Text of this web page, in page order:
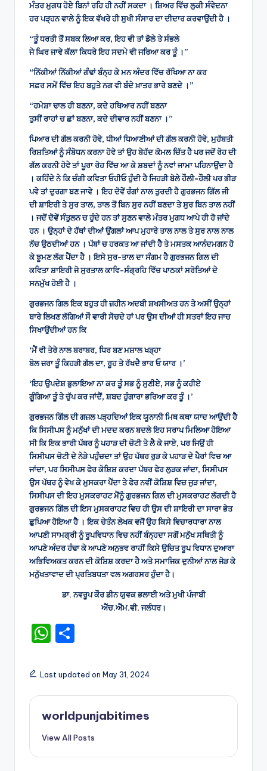
ਮੰਤਰ ਮੁਗਧ ਹੋਏ ਬਿਨਾਂ ਰਹਿ ਹੀ ਨਹੀਂ ਸਕਦਾ । ਸ਼ਿਅਰ ਵਿੱਚ ਲੁਕੀ ਸੰਵੇਦਨਾ
ਹਰ ਪੜ੍ਹਨ ਵਾਲੇ ਨੂੰ ਇਕ ਵੱਖਰੇ ਹੀ ਸੁਖੀ ਸੰਸਾਰ ਦਾ ਦੀਦਾਰ ਕਰਵਾਉਂਦੀ ਹੈ ।
“ਤੂੰ ਧਰਤੀ ਤੋਂ ਸਬਕ ਲਿਆ ਕਰ, ਇਹ ਵੀ ਤਾਂ ਡੋਲੇ ਤੇ ਸੰਭਲੇ
ਜੇ ਘਿਰ ਜਾਵੇ ਕੱਲਾ ਕਿਧਰੇ ਇਹ ਸਦਮੇ ਵੀ ਜਰਿਆ ਕਰ ਤੂੰ ।”
“ਨਿੱਕੀਆਂ ਨਿੱਕੀਆਂ ਗੰਢਾਂ ਬੰਨ੍ਹ ਕੇ ਮਨ ਅੰਦਰ ਵਿੱਚ ਰੱਖਿਆ ਨਾ ਕਰ
ਸਫ਼ਰ ਸਮੇਂ ਵਿੱਚ ਇਹ ਬਹੁਤੇ ਨਗ ਵੀ ਬੰਦੇ ਖ਼ਾਤਰ ਭਾਰੇ ਬਣਦੇ ।”
“ਹਮੇਸ਼ਾ ਢਾਲ ਹੀ ਬਣਨਾ, ਕਦੇ ਹਥਿਆਰ ਨਹੀਂ ਬਣਨਾ
ਤੁਸੀਂ ਰਾਹਾਂ ਚ ਛਾਂ ਬਣਨਾ, ਕਦੇ ਦੀਵਾਰ ਨਹੀਂ ਬਣਨਾ ।”
ਪਿਆਰ ਦੀ ਗੱਲ ਕਰਨੀ ਹੋਵੇ, ਧੀਆਂ ਧਿਆਣੀਆਂ ਦੀ ਗੱਲ ਕਰਨੀ ਹੋਵੇ, ਮੁਹੱਬਤੀ
ਰਿਸ਼ਤਿਆਂ ਨੂੰ ਸੰਬੋਧਨ ਕਰਨਾ ਹੋਵੇ ਤਾਂ ਉਹ ਬੇਹੱਦ ਕੋਮਲ ਚਿੱਤ ਹੈ ਪਰ ਜਦੋਂ ਰੋਹ ਦੀ
ਗੱਲ ਕਰਨੀ ਹੋਵੇ ਤਾਂ ਪੂਰਾ ਰੋਹ ਵਿੱਚ ਆ ਕੇ ਸ਼ਬਦਾਂ ਨੂੰ ਨਵਾਂ ਜਾਮਾ ਪਹਿਨਾਉਂਦਾ ਹੈ
। ਕਹਿੰਦੇ ਨੇ ਕਿ ਚੰਗੀ ਕਵਿਤਾ ਓਹੀਓ ਹੁੰਦੀ ਹੈ ਜਿਹੜੀ ਬੋਲੇ ਹੌਲੀ-ਹੌਲੀ ਪਰ ਭੀੜ
ਪਵੇ ਤਾਂ ਦੁਰਗਾ ਬਣ ਜਾਵੇ । ਇਹ ਦੋਵੇਂ ਰੰਗਾਂ ਨਾਲ ਤੁਰਦੀ ਹੈ ਗੁਰਭਜਨ ਗਿੱਲ ਜੀ
ਦੀ ਸ਼ਾਇਰੀ ਤੇ ਸੁਰ ਤਾਲ, ਤਾਲ ਤੋਂ ਬਿਨ ਸੁਰ ਨਹੀਂ ਬਣਦਾ ਤੇ ਸੁਰ ਬਿਨ ਤਾਲ ਨਹੀਂ
। ਜਦੋਂ ਦੋਵੇਂ ਸੰਤੁਲਨ ਚ ਹੁੰਦੇ ਹਨ ਤਾਂ ਸੁਣਨ ਵਾਲੇ ਮੰਤਰ ਮੁਗਧ ਆਪੇ ਹੀ ਹੋ ਜਾਂਦੇ
ਹਨ । ਉਨ੍ਹਾਂ ਦੇ ਹੱਥਾਂ ਦੀਆਂ ਉਂਗਲਾਂ ਆਪ ਮੁਹਾਰੇ ਤਾਲ ਨਾਲ ਤੇ ਸੁਰ ਨਾਲ ਨਾਲ
ਨੱਚ ਉਠਦੀਆਂ ਹਨ । ਪੱਬਾਂ ਚ ਹਰਕਤ ਆ ਜਾਂਦੀ ਹੈ ਤੇ ਮਸਤਕ ਆਨੰਦਮਗਨ ਹੋ
ਕੇ ਝੂਮਣ ਲੱਗ ਪੈਂਦਾ ਹੈ । ਇਸੇ ਸੁਰ-ਤਾਲ ਦਾ ਸੰਗਮ ਹੈ ਗੁਰਭਜਨ ਗਿਲ ਦੀ
ਕਵਿਤਾ ਸ਼ਾਇਰੀ ਜੋ ਸੁਰਤਾਲ ਕਾਵਿ-ਸੰਗ੍ਰਹਿ ਵਿੱਚ ਪਾਠਕਾਂ ਸਰੋਤਿਆਂ ਦੇ
ਸਨਮੁੱਖ ਹੋਈ ਹੈ ।
ਗੁਰਭਜਨ ਗਿਲ ਇਕ ਬਹੁਤ ਹੀ ਜ਼ਹੀਨ ਅਦਬੀ ਸ਼ਖਸੀਅਤ ਹਨ ਤੇ ਅਸੀਂ ਉਨ੍ਹਾਂ
ਬਾਰੇ ਲਿਖਣ ਲੱਗਿਆਂ ਸੌ ਵਾਰੀ ਸੋਚਦੇ ਹਾਂ ਪਰ ਉਸ ਦੀਆਂ ਹੀ ਸਤਰਾਂ ਇਹ ਜਾਚ
ਸਿਖਾਉਂਦੀਆਂ ਹਨ ਕਿ
‘ਮੈਂ ਵੀ ਤੇਰੇ ਨਾਲ ਬਰਾਬਰ, ਧਿਰ ਬਣ ਮਸ਼ਾਲ ਖੜ੍ਹਾ
ਬੋਲ ਜ਼ਰਾ ਤੂੰ ਕਿਹੜੀ ਗੱਲ ਦਾ, ਰੂਹ ਤੇ ਰੱਖਦੈ ਭਾਰ ਓ ਯਾਰ ।’
‘ਇਹ ਉਪਦੇਸ਼ ਭੁਲਾਇਆ ਨਾ ਕਰ ਤੂੰ ਸਭ ਨੂੰ ਸੁਣੀਏ, ਸਭ ਨੂੰ ਕਹੀਏ
ਗੂੰਗਿਆ ਤੂੰ ਤੇ ਚੁੱਪ ਕਰ ਜਾਂਦੈਂ, ਸ਼ਬਦ ਹੁੰਗਾਰਾ ਭਰਿਆ ਕਰ ਤੂੰ ।’
ਗੁਰਭਜਨ ਗਿੱਲ ਦੀ ਗਜ਼ਲ ਪੜ੍ਹਦਿਆਂ ਇਕ ਯੂਨਾਨੀ ਮਿਥ ਕਥਾ ਯਾਦ ਆਉਂਦੀ ਹੈ
ਕਿ ਸਿਸੀਪਸ ਨੂੰ ਮਨੁੱਖਾਂ ਦੀ ਮਦਦ ਕਰਨ ਬਦਲੇ ਇਹ ਸਰਾਪ ਮਿਲਿਆ ਹੋਇਆ
ਸੀ ਕਿ ਇਕ ਭਾਰੀ ਪੱਥਰ ਨੂੰ ਪਹਾੜ ਦੀ ਚੋਟੀ ਤੇ ਲੈ ਕੇ ਜਾਏ, ਪਰ ਜਿਉਂ ਹੀ
ਸਿਸੀਪਸ ਚੋਟੀ ਦੇ ਨੇੜੇ ਪਹੁੰਚਦਾ ਤਾਂ ਉਹ ਪੱਥਰ ਰੁੜ ਕੇ ਪਹਾੜ ਦੇ ਪੈਰਾਂ ਵਿਚ ਆ
ਜਾਂਦਾ, ਪਰ ਸਿਸੀਪਸ ਫੇਰ ਕੋਸ਼ਿਸ਼ ਕਰਦਾ ਪੱਥਰ ਫੇਰ ਲੁੜਕ ਜਾਂਦਾ, ਸਿਸੀਪਸ
ਉਸ ਪੱਥਰ ਨੂੰ ਵੇਖ ਕੇ ਮੁਸਕਰਾ ਪੈਂਦਾ ਤੇ ਫੇਰ ਨਵੀਂ ਕੋਸ਼ਿਸ਼ ਵਿਚ ਜੁੜ ਜਾਂਦਾ,
ਸਿਸੀਪਸ ਦੀ ਇਹ ਮੁਸਕਰਾਹਟ ਮੈਂਨੂੰ ਗੁਰਭਜਨ ਗਿਲ ਦੀ ਮੁਸਕਰਾਹਟ ਲੱਗਦੀ ਹੈ
ਗੁਰਭਜਨ ਗਿੱਲ ਦੀ ਇਸ ਮੁਸਕਰਾਹਟ ਵਿਚ ਹੀ ਉਸ ਦੀ ਸ਼ਾਇਰੀ ਦਾ ਸਾਰਾ ਭੇਤ
ਛੁਪਿਆ ਹੋਇਆ ਹੈ । ਇਕ ਚੇਤੰਨ ਲੇਖਕ ਵਜੋਂ ਉਹ ਕਿਸੇ ਵਿਚਾਰਧਾਰਾ ਨਾਲ
ਆਪਣੀ ਸਾਮਗ੍ਰੀ ਨੂੰ ਰੂਪਵਿਧਾਨ ਵਿਚ ਨਹੀਂ ਬੰਨ੍ਹਦਾ ਸਗੋਂ ਮਨੁੱਖ ਸਥਿਤੀ ਨੂੰ
ਆਪਣੇ ਅੰਦਰ ਹੰਢਾ ਕੇ ਆਪਣੇ ਅਨੁਭਵ ਰਾਹੀਂ ਕਿਸੇ ਉਚਿਤ ਰੂਪ ਵਿਧਾਨ ਦੁਆਰਾ
ਅਭਿਵਿਅਕਤ ਕਰਨ ਦੀ ਕੋਸ਼ਿਸ਼ ਕਰਦਾ ਹੈ ਅਤੇ ਸਮਾਜਿਕ ਦੁਨੀਆਂ ਨਾਲ ਜੋੜ ਕੇ
ਮਨੁੱਖਤਾਵਾਦ ਦੀ ਪ੍ਰਤਿਬਧਤਾ ਵਲ ਅਗਰਸਰ ਹੁੰਦਾ ਹੈ।
ਡਾ. ਨਵਰੂਪ ਕੌਰ ਡੀਨ ਯੁਵਕ ਭਲਾਈ ਅਤੇ ਮੁਖੀ ਪੰਜਾਬੀ
ਐੱਚ.ਐੱਮ.ਵੀ. ਜਲੰਧਰ।
W
a
ts
A
p
ar
e
Last updated on May 31, 2024
worldpunjabitimes
View All Posts